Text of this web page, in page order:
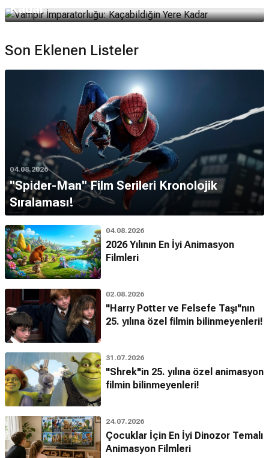
Kadar
Son Eklenen Listeler
04.08.2026
''Spider-Man'' Film Serileri Kronolojik
Sıralaması!
04.08.2026
2026 Yılının En İyi Animasyon
Filmleri
02.08.2026
"Harry Potter ve Felsefe Taşı"nın
25. yılına özel filmin bilinmeyenleri!
31.07.2026
"Shrek"in 25. yılına özel animasyon
filmin bilinmeyenleri!
24.07.2026
Çocuklar İçin En İyi Dinozor Temalı
Animasyon Filmleri